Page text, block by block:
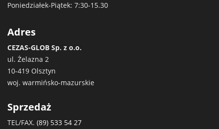
Poniedziałek-Piątek: 7:30-15.30
Adres
CEZAS-GLOB Sp. z o.o.
ul. Żelazna 2
10-419 Olsztyn
woj. warmińsko-mazurskie
Sprzedaż
TEL/FAX. (89) 533 54 27